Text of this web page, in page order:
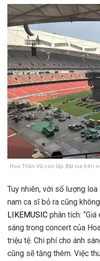
Hoa Thần Vũ còn lắp đặt loa trên
Tuy nhiên, với số lượng
nam ca sĩ bỏ ra cũng
LIKEMUSIC phân tích:
sáng trong concert của
triệu tệ. Chi phí cho ánh
cũng sẽ tăng thêm. Việc